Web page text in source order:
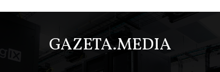
GAZETA.MEDIA